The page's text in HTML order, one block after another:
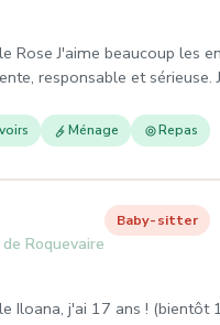
Rose J'aime beaucoup les
responsable et sérieuse.
Ménage Repas
à Aubagne
Roquevaire
Baby-sitter
Iloana, j'ai 17 ans ! (bientôt